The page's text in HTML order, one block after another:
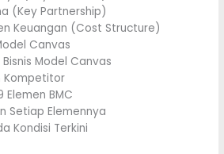
(Key Partnership)
Keuangan (Cost Structure)
Canvas
Model Canvas
Kompetitor
Elemen BMC
Setiap Elemennya
Kondisi Terkini